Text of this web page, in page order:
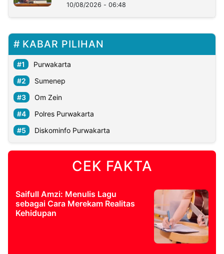
10/08/2026 - 06:48
KABAR PILIHAN
Purwakarta
Sumenep
Om Zein
Polres Purwakarta
Diskominfo Purwakarta
CEK FAKTA
Saifull Amzi: Menulis Lagu
sebagai Cara Merekam Realitas
Kehidupan